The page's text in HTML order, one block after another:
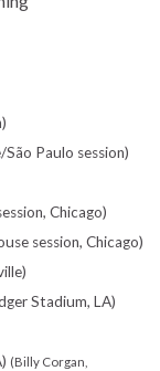
São Paulo session)
Chicago)
session, Chicago)
Stadium, LA)
(Billy Corgan,